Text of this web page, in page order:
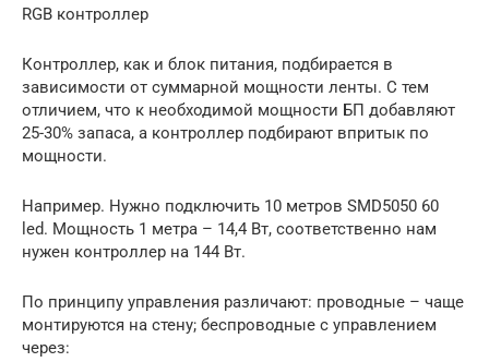
RGB контроллер
Контроллер, как и блок питания, подбирается в
зависимости от суммарной мощности ленты. С тем
отличием, что к необходимой мощности БП добавляют
25-30% запаса, а контроллер подбирают впритык по
мощности.
Например. Нужно подключить 10 метров SMD5050 60
led. Мощность 1 метра – 14,4 Вт, соответственно нам
нужен контроллер на 144 Вт.
По принципу управления различают: проводные – чаще
монтируются на стену; беспроводные с управлением
через: